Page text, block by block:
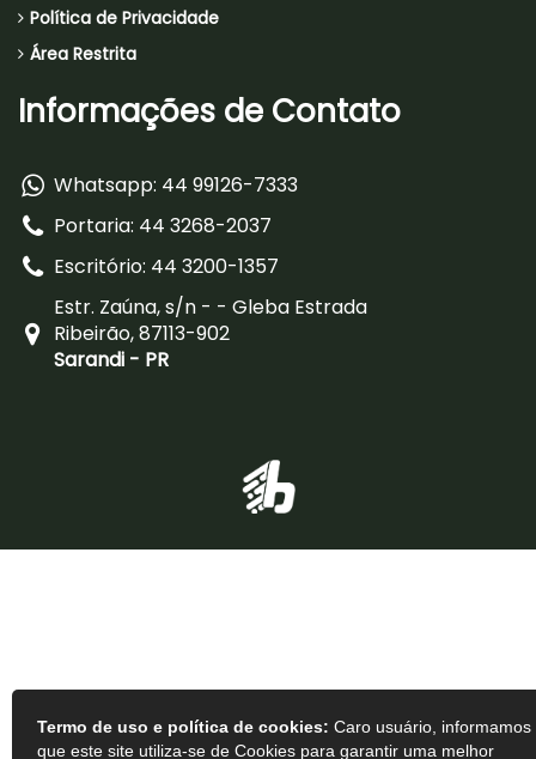
Termo de uso e política de cookies: Caro usuário, informamos
que este site utiliza-se de Cookies para garantir uma melhor
Política de Privacidade
Área Restrita
Informações de Contato
Whatsapp: 44 99126-7333
Portaria: 44 3268-2037
Escritório: 44 3200-1357
Estr. Zaúna, s/n - - Gleba Estrada
Ribeirão, 87113-902
Sarandi - PR